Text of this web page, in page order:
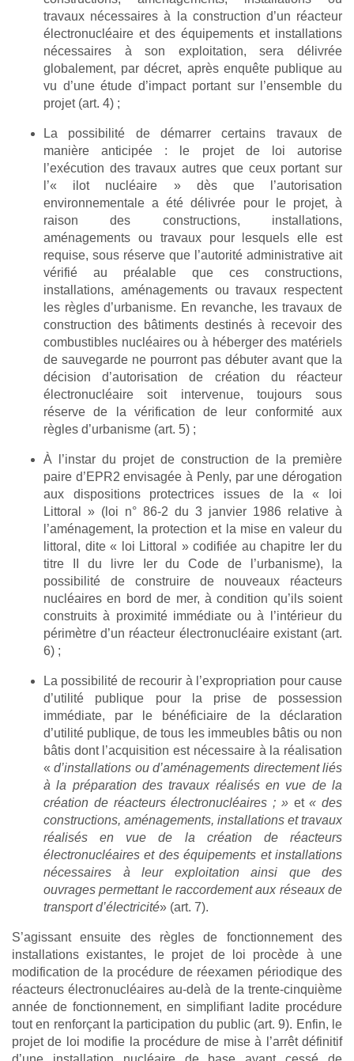
travaux nécessaires à la construction d’un réacteur
électronucléaire et des équipements et installations
nécessaires à son exploitation, sera délivrée
globalement, par décret, après enquête publique au
vu d’une étude d’impact portant sur l’ensemble du
projet (art. 4) ;
La possibilité de démarrer certains travaux de
manière anticipée : le projet de loi autorise
l’exécution des travaux autres que ceux portant sur
l’« ilot nucléaire » dès que l’autorisation
environnementale a été délivrée pour le projet, à
raison des constructions, installations,
aménagements ou travaux pour lesquels elle est
requise, sous réserve que l’autorité administrative ait
vérifié au préalable que ces constructions,
installations, aménagements ou travaux respectent
les règles d’urbanisme. En revanche, les travaux de
construction des bâtiments destinés à recevoir des
combustibles nucléaires ou à héberger des matériels
de sauvegarde ne pourront pas débuter avant que la
décision d’autorisation de création du réacteur
électronucléaire soit intervenue, toujours sous
réserve de la vérification de leur conformité aux
règles d’urbanisme (art. 5) ;
À l’instar du projet de construction de la première
paire d’EPR2 envisagée à Penly, par une dérogation
aux dispositions protectrices issues de la « loi
Littoral » (loi n° 86-2 du 3 janvier 1986 relative à
l’aménagement, la protection et la mise en valeur du
littoral, dite « loi Littoral » codifiée au chapitre Ier du
titre II du livre Ier du Code de l’urbanisme), la
possibilité de construire de nouveaux réacteurs
nucléaires en bord de mer, à condition qu’ils soient
construits à proximité immédiate ou à l’intérieur du
périmètre d’un réacteur électronucléaire existant (art.
6) ;
La possibilité de recourir à l’expropriation pour cause
d’utilité publique pour la prise de possession
immédiate, par le bénéficiaire de la déclaration
d’utilité publique, de tous les immeubles bâtis ou non
bâtis dont l’acquisition est nécessaire à la réalisation
«d’installations ou d’aménagements directement liés
à la préparation des travaux réalisés en vue de la
création de réacteurs électronucléaires ; » et« des
constructions, aménagements, installations et travaux
réalisés en vue de la création de réacteurs
électronucléaires et des équipements et installations
nécessaires à leur exploitation ainsi que des
ouvrages permettant le raccordement aux réseaux de
transport d’électricité» (art. 7).
S’agissant ensuite des règles de fonctionnement des
installations existantes, le projet de loi procède à une
modification de la procédure de réexamen périodique des
réacteurs électronucléaires au-delà de la trente-cinquième
année de fonctionnement, en simplifiant ladite procédure
tout en renforçant la participation du public (art. 9). Enfin, le
projet de loi modifie la procédure de mise à l’arrêt définitif